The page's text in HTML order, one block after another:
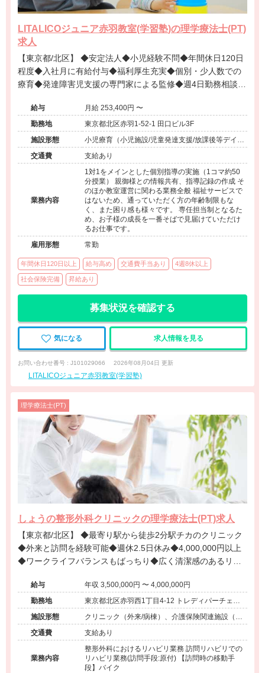
LITALICOジュニア赤羽教室(学習塾)の理学療法士(PT)
求人
【東京都/北区】 ◆安定法人◆小児経験不問◆年間休日120日
程度◆入社月に有給付与◆福利厚生充実◆個別・少人数での
療育◆発達障害児支援の専門家による監修◆週4日勤務相談可
給与
月給 253,400円 〜
勤務地
東京都北区赤羽1-52-1 田口ビル3F
施設形態
小児療育（小児施設/児童発達支援/放課後等デイサ
ービス）
交通費 支給あり
業務内容
1対1をメインとした個別指導の実施（1コマ約50
分授業） 親御様との情報共有、指導記録の作成 そ
のほか教室運営に関わる業務全般 福祉サービスで
はないため、通っていただく方の年齢制限もな
く、また困り感も様々です。 専任担当制となるた
め、お子様の成長を一番そばで見届けていただけ
るお仕事です。
雇用形態
常勤
年間休日120日以上 給与高め 交通費手当あり 4週8休以上
社会保険完備 昇給あり
募集状況を確認する
気になる 求人情報を見る
お問い合わせ番号 : J101029066 2026年08月04日 更新
LITALICOジュニア赤羽教室(学習塾)
理学療法士(PT)
しょうの整形外科クリニックの理学療法士(PT)求人
【東京都/北区】 ◆最寄り駅から徒歩2分駅チカのクリニック
◆外来と訪問を経験可能◆週休2.5日休み◆4,000,000円以上
◆ワークライフバランスもばっちり◆広く清潔感のあるリハ
給与
年収 3,500,000円 〜 4,000,000円
勤務地
東京都北区赤羽西1丁目4-12 トレディパーチェ赤
羽4階
施設形態
クリニック（外来/病棟）、介護保険関連施設（訪
問看護・リハ）
交通費 支給あり
業務内容
整形外科におけるリハビリ業務 訪問リハビリでの
リハビリ業務(訪問手段:原付) 【訪問時の移動手
段】バイク